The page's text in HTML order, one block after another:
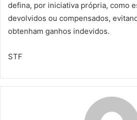
defina, por iniciativa própria, como
devolvidos ou compensados,
obtenham ganhos indevidos.
STF